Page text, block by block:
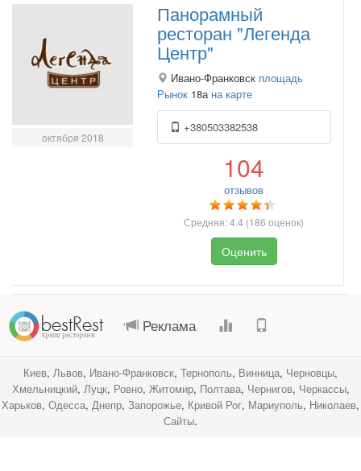
октября 2018
Панорамный
ресторан "Легенда
Центр"
Ивано-Франковск площадь
Рынок 18а на карте
+380503382538
104
отзывов
Средняя:4.4 (186 оценок)
Оценить
Реклама
Киев, Львов, Ивано-Франковск, Тернополь, Винница, Черновцы,
Хмельницкий, Луцк, Ровно, Житомир, Полтава, Чернигов, Черкассы,
Харьков, Одесса, Днепр, Запорожье, Кривой Рог, Мариуполь, Николаев,
Сайты.